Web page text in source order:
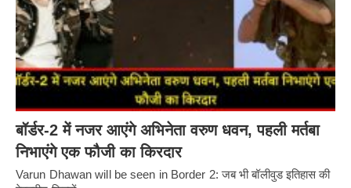
बॉर्डर-2 में नजर आएंगे अभिनेता वरुण धवन, पहली मर्तबा
निभाएंगे एक फौजी का किरदार
Varun Dhawan will be seen in Border 2: जब भी बॉलीवुड इतिहास की